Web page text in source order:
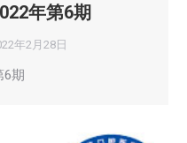
年第6期
年2月28日
6期